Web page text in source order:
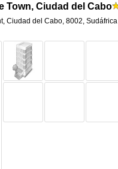
Town, Ciudad del Cabo
Ciudad del Cabo, 8002, Sudáfrica